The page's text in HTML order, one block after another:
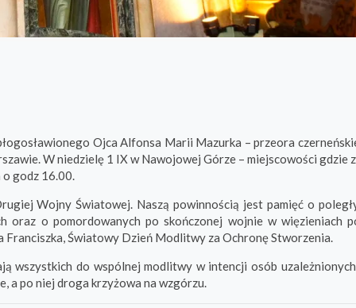
Ojca Alfonsa Marii Mazurka – przeora
W niedzielę 1 IX w Nawojowej Górze – miejscowości gdzie
o godz 16.00.
Wojny Światowej. Naszą powinnością jest pamięć o
o pomordowanych po skończonej wojnie w więzieniach
Franciszka,Światowy Dzień Modlitwy za Ochronę Stworzenia.
wszystkich do wspólnejmodlitwy w intencji osób
a po niej droga krzyżowa na wzgórzu.